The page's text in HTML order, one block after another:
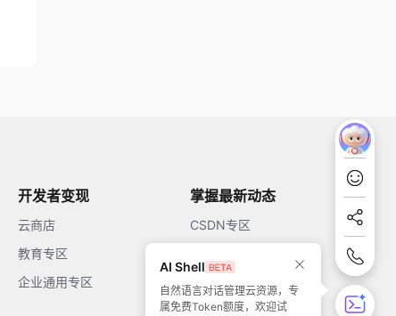
AI Shell
自然语言对话管理云资源，专
属免费Token额度，欢迎试
开发者变现
云商店
教育专区
企业通用专区
掌握最新动态
CSDN专区
开源中国
51CTO